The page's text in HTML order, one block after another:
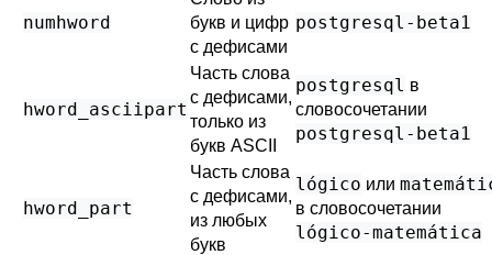
numhword
букв и цифр
с дефисами
postgresql-beta1
hword_asciipart
Часть слова
с дефисами,
только из
букв ASCII
postgresql в
словосочетании
postgresql-beta1
hword_part
Часть слова
с дефисами,
из любых
букв
lógico или
в словосочетании
lógico-matemática